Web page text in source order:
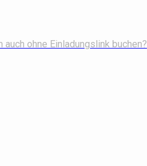
ohne Einladungslink buchen?